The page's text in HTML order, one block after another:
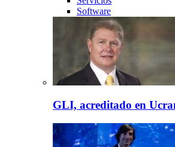
Software
GLI, acreditado en